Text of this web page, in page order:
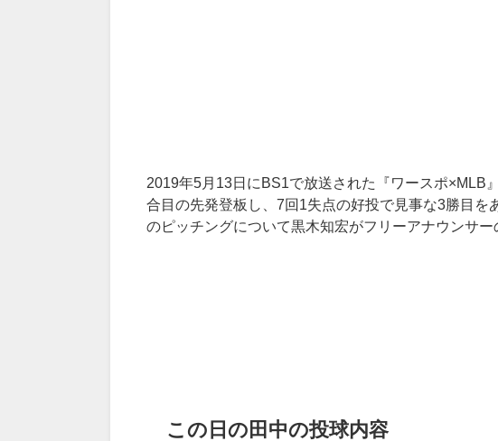
2019年5 月 13日に BS1 で放送された『ワースポ×MLB
合目の先発登板し、 7回 1 失点の好投で見事な3勝目を
のピッチングについて黒木知宏がフリーアナウンサー
この日の田中の投球内容